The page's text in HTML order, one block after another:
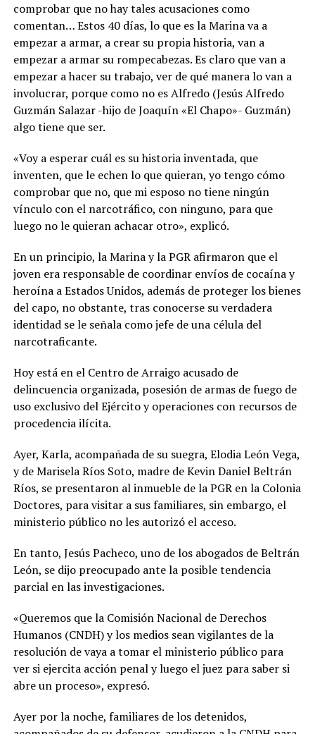
comprobar que no hay tales acusaciones como
comentan… Estos 40 días, lo que es la Marina va a
empezar a armar, a crear su propia historia, van a
empezar a armar su rompecabezas. Es claro que van a
empezar a hacer su trabajo, ver de qué manera lo van a
involucrar, porque como no es Alfredo (Jesús Alfredo
Guzmán Salazar -hijo de Joaquín «El Chapo»- Guzmán)
algo tiene que ser.
«Voy a esperar cuál es su historia inventada, que
inventen, que le echen lo que quieran, yo tengo cómo
comprobar que no, que mi esposo no tiene ningún
vínculo con el narcotráfico, con ninguno, para que
luego no le quieran achacar otro», explicó.
En un principio, la Marina y la PGR afirmaron que el
joven era responsable de coordinar envíos de cocaína y
heroína a Estados Unidos, además de proteger los bienes
del capo, no obstante, tras conocerse su verdadera
identidad se le señala como jefe de una célula del
narcotraficante.
Hoy está en el Centro de Arraigo acusado de
delincuencia organizada, posesión de armas de fuego de
uso exclusivo del Ejército y operaciones con recursos de
procedencia ilícita.
Ayer, Karla, acompañada de su suegra, Elodia León Vega,
y de Marisela Ríos Soto, madre de Kevin Daniel Beltrán
Ríos, se presentaron al inmueble de la PGR en la Colonia
Doctores, para visitar a sus familiares, sin embargo, el
ministerio público no les autorizó el acceso.
En tanto, Jesús Pacheco, uno de los abogados de Beltrán
León, se dijo preocupado ante la posible tendencia
parcial en las investigaciones.
«Queremos que la Comisión Nacional de Derechos
Humanos (CNDH) y los medios sean vigilantes de la
resolución de vaya a tomar el ministerio público para
ver si ejercita acción penal y luego el juez para saber si
abre un proceso», expresó.
Ayer por la noche, familiares de los detenidos,